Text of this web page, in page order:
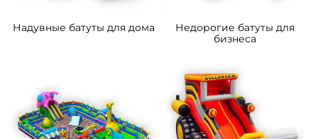
Надувные батуты для дома
Недорогие батуты для
бизнеса